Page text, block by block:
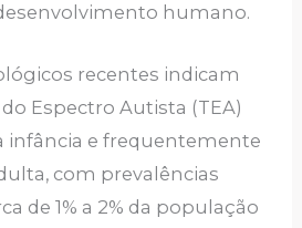
humano.
recentes indicam
Espectro Autista (TEA)
infância e frequentemente
com prevalências
de 1% a 2% da população